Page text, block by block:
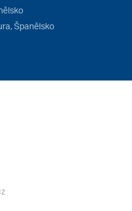
Španělsko